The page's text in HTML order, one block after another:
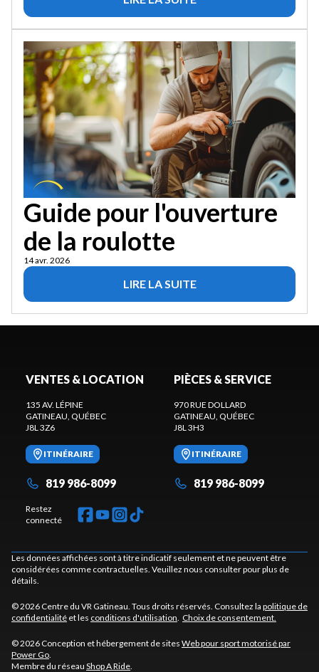
Guide pour l'ouverture
de la roulotte
14 avr. 2026
LIRE LA SUITE
VENTES & LOCATION
135 AV. LÉPINE
GATINEAU, QUÉBEC
J8L 3Z6
ITINÉRAIRE
819 986-8099
Restez
connecté
PIÈCES & SERVICE
970 RUE DOLLARD
GATINEAU, QUÉBEC
J8L 3H3
ITINÉRAIRE
819 986-8099
Les données affichées sont à titre indicatif seulement et ne peuvent être
considérées comme contractuelles. Veuillez nous consulter pour plus de
détails.
© 2026 Centre du VR Gatineau. Tous droits réservés. Consultez la politique de
confidentialité et les conditions d'utilisation. Choix de consentement.
© 2026 Conception et hébergement de sites Web pour sport motorisé par
Power Go.
Membre du réseau Shop A Ride.